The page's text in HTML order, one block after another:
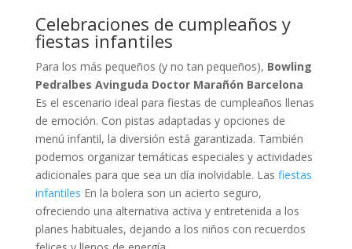
Celebraciones de cumpleaños y
fiestas infantiles
Para los más pequeños (y no tan pequeños), Bowling
Pedralbes Avinguda Doctor Marañón Barcelona
Es el escenario ideal para fiestas de cumpleaños llenas
de emoción. Con pistas adaptadas y opciones de
menú infantil, la diversión está garantizada. También
podemos organizar temáticas especiales y actividades
adicionales para que sea un día inolvidable. Las fiestas
infantiles En la bolera son un acierto seguro,
ofreciendo una alternativa activa y entretenida a los
planes habituales, dejando a los niños con recuerdos